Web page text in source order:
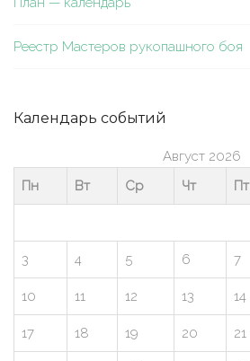
Реестр Мастеров рукопашного боя
Календарь событий
Август 2026
Пн
Вт Ср Чт Пт
3 4 5 6 7
10 11 12 13 14
17 18 19 20 21